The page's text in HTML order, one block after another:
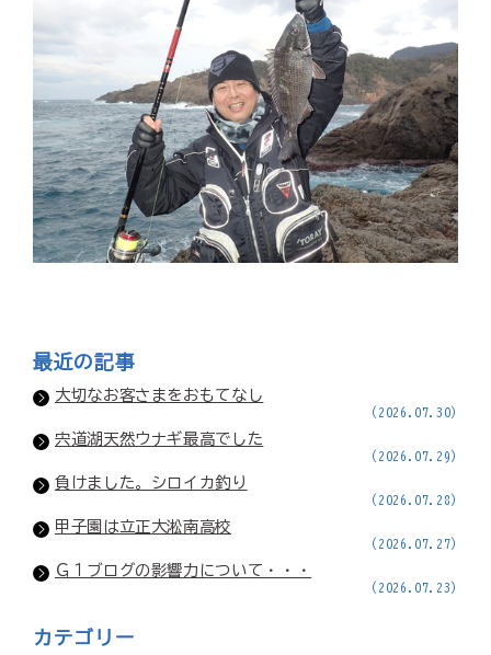
最近の記事
大切なお客さまをおもてなし
(2026.07.30)
宍道湖天然ウナギ最高でした
(2026.07.29)
負けました。シロイカ釣り
(2026.07.28)
甲子園は立正大淞南高校
(2026.07.27)
Ｇ１ブログの影響力について・・・
(2026.07.23)
カテゴリー